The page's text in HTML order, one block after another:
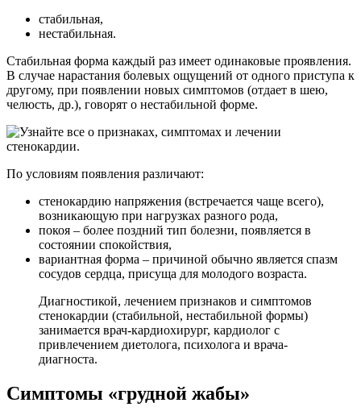
стабильная,
нестабильная.
Стабильная форма каждый раз имеет одинаковые проявления.
В случае нарастания болевых ощущений от одного приступа к
другому, при появлении новых симптомов (отдает в шею,
челюсть, др.), говорят о нестабильной форме.
По условиям появления различают:
стенокардию напряжения (встречается чаще всего),
возникающую при нагрузках разного рода,
покоя – более поздний тип болезни, появляется в
состоянии спокойствия,
вариантная форма – причиной обычно является спазм
сосудов сердца, присуща для молодого возраста.
Диагностикой, лечением признаков и симптомов
стенокардии (стабильной, нестабильной формы)
занимается врач-кардиохирург, кардиолог с
привлечением диетолога, психолога и врача-
диагноста.
Симптомы «грудной жабы»